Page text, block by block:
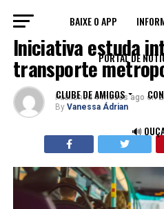
BAIXE O APP
PORTAL DE
CLUBE DE AMIGOS
🔊
TRÂNSITO
Iniciativa estuda
transporte
Published 4 meses ago on
By Vanessa Ádrian